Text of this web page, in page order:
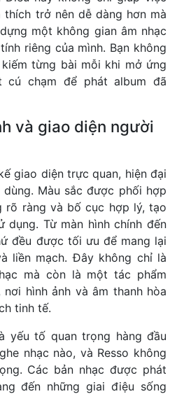
trở nên dễ dàng hơn mà
một không gian âm nhạc
riêng của mình. Bạn không
từng bài mỗi khi mở ứng
cú chạm để phát album đã
và giao diện người
giao diện trực quan, hiện đại
Màu sắc được phối hợp
rõ ràng và bố cục hợp lý, tạo
dụng. Từ màn hình chính đến
đều được tối ưu để mang lại
liền mạch. Đây không chỉ là
mà còn là một tác phẩm
hình ảnh và âm thanh hòa
tinh tế.
yếu tố quan trọng hàng đầu
nhạc nào, và Resso không
Các bản nhạc được phát
đến những giai điệu sống